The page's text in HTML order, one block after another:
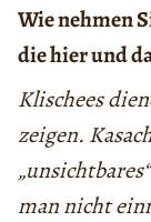
Wie nehmen
die hier und
Klischees
zeigen.
man nicht